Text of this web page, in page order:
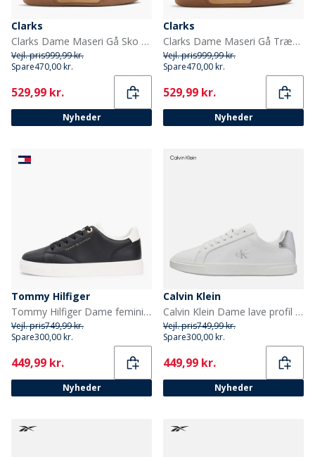
Clarks
Clarks Dame Maseri Gå Sko Burgundy Combi
Vejl. pris999,99 kr.
Spare470,00 kr.
Current
529,99 kr.
Nyheder
Clarks
Clarks Dame Maseri Gå Træningssko Metallic Combi
Vejl. pris999,99 kr.
Spare470,00 kr.
Current
529,99 kr.
Nyheder
Tommy Hilfiger
Tommy Hilfiger Dame feminine cupsole sneakers Sort/Ecru
Vejl. pris749,99 kr.
Spare300,00 kr.
Current
449,99 kr.
Nyheder
Calvin Klein
Calvin Klein Dame lave profil Cuspole træningssko Bright White/Silver
Vejl. pris749,99 kr.
Spare300,00 kr.
Current
449,99 kr.
Nyheder